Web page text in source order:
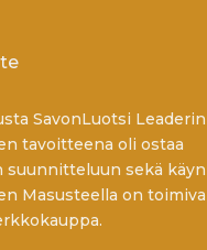
SavonLuotsi
tavoitteena oli ostaa
sekä
Masusteella on toimiva